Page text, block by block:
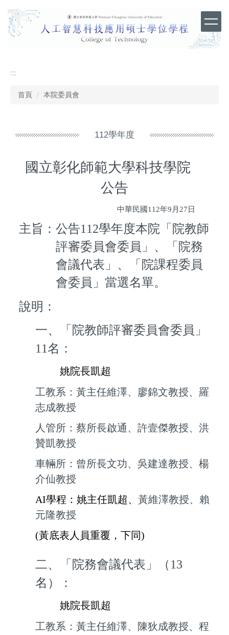
到
主
區:::
首頁 本院委員會
112學年度
國立彰化師範大學科技學院
公告
中華民國112年9月27日
主旨：公告112學年度本院「院教師
評審委員會委員」、「院務
會議代表」、「院課程委員
會委員」當選名單。
說明：
一、「院教師評審委員會委員」
11名：
姚院長凱超
工教系：黃主任維澤、廖錦文教授、羅
志成教授
人管所：蔡所長啟通、許壹傑教授、洪
贊凱教授
車輛所：曾所長文功、吳建達教授、楊
介仙教授
AI學程：姚主任凱超、 黃維澤教授、賴
元隆教授
(黃底表人員重覆，下同)
二、「院務會議代表」（13
名）：
姚院長凱超
工教系：黃主任維澤、陳狄成教授、程